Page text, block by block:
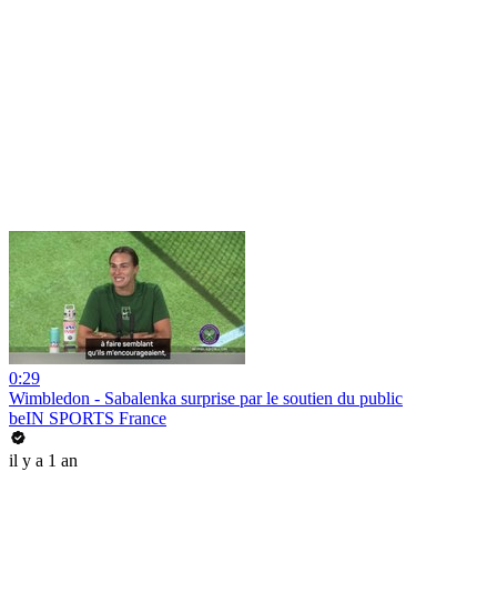
0:29
Wimbledon - Sabalenka surprise par le soutien du public
beIN SPORTS France
il y a 1 an